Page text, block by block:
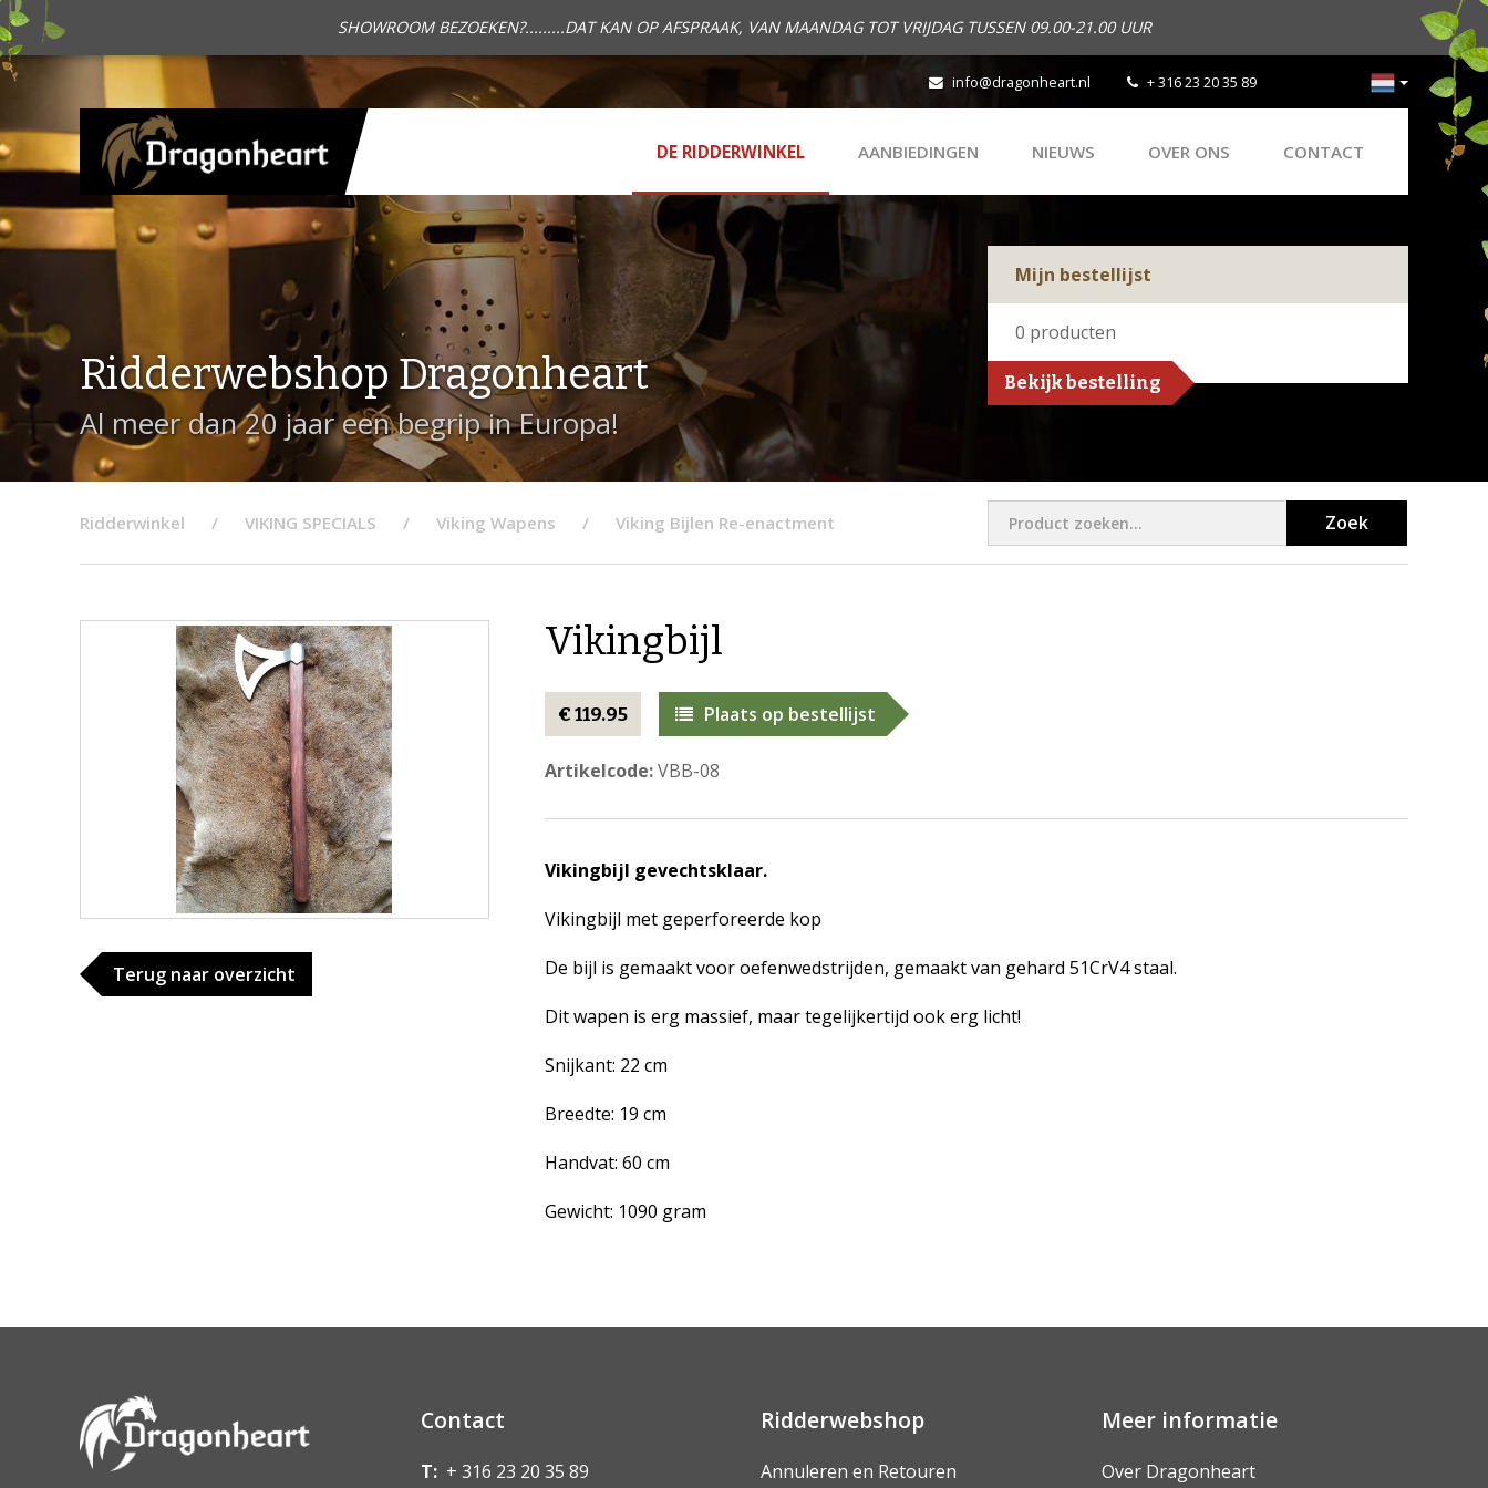
SHOWROOM BEZOEKEN?.........DAT KAN OP AFSPRAAK, VAN MAANDAG TOT VRIJDAG TUSSEN 09.00-21.00 UUR
info@dragonheart.nl + 316 23 20 35 89
DE RIDDERWINKEL AANBIEDINGEN NIEUWS OVER ONS CONTACT
Ridderwebshop Dragonheart
Al meer dan 20 jaar een begrip in Europa!
Mijn bestellijst
0 producten
Bekijk bestelling
Ridderwinkel VIKING SPECIALS Viking Wapens Viking Bijlen Re-enactment Zoek
Terug naar overzicht
Vikingbijl
€ 119.95 Plaats op bestellijst
Artikelcode:VBB-08
Vikingbijl gevechtsklaar.
Vikingbijl met geperforeerde kop
De bijl is gemaakt voor oefenwedstrijden, gemaakt van gehard 51CrV4 staal.
Dit wapen is erg massief, maar tegelijkertijd ook erg licht!
Snijkant: 22 cm
Breedte: 19 cm
Handvat: 60 cm
Gewicht: 1090 gram
Contact
T: + 316 23 20 35 89
Ridderwebshop
Annuleren en Retouren
Meer informatie
Over Dragonheart